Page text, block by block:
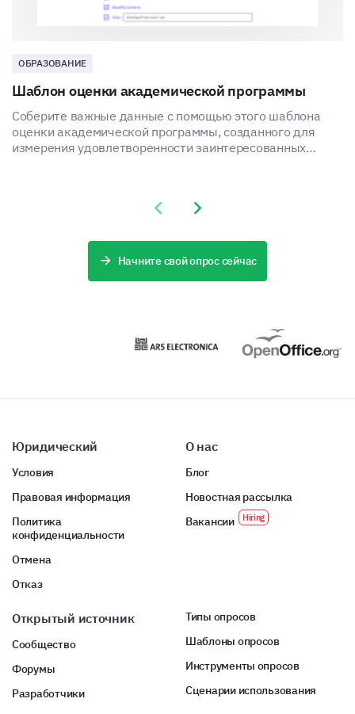
ОБРАЗОВАНИЕ
Шаблон оценки академической программы
Соберите важные данные с помощью этого шаблона
оценки академической программы, созданного для
измерения удовлетворенности заинтересованных
Previous slide
Next slide
Начните свой опрос сейчас
Юридический
Условия
Правовая информация
Политика
конфиденциальности
Отмена
Отказ
О нас
Блог
Новостная рассылка
Вакансии
Открытый источник
Сообщество
Форумы
Разработчики
Типы опросов
Шаблоны опросов
Инструменты опросов
Сценарии использования